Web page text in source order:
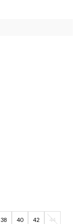
38 40 42 44